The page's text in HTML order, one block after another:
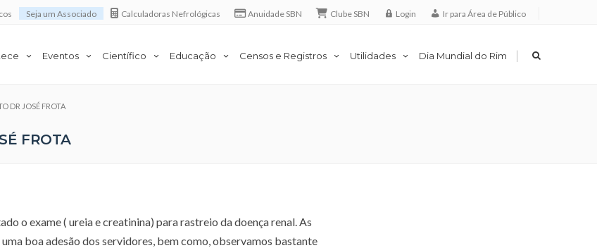
Seja um Associado Calculadoras Nefrológicas Anuidade SBN Clube SBN Login Ir para Área de Público
Eventos Científico Educação Censos e Registros Utilidades Dia Mundial do Rim |
DR JOSÉ FROTA
FROTA
o exame ( ureia e creatinina) para rastreio da doença renal. As
boa adesão dos servidores, bem como, observamos bastante